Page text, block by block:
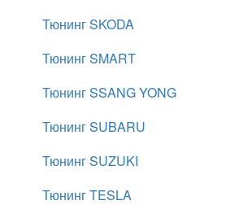
Тюнинг SKODA
Тюнинг SMART
Тюнинг SSANG YONG
Тюнинг SUBARU
Тюнинг SUZUKI
Тюнинг TESLA